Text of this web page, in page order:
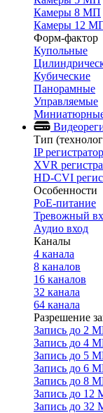
Камеры 8 МП
Камеры 12
Форм-фактор
Купольные
Кубические
Панорамные
Управляемые
Тип
IP
XVR
HD-CVI
Особенности
PoE-питание
Тревожный
Аудио вход
Каналы
4 канала
8 каналов
16 каналов
32 канала
64 канала
Разрешение
Запись до 2
Запись до 4
Запись до 5
Запись до 6
Запись до 8
Запись до 12
Запись до 32